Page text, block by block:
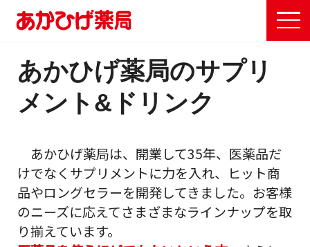
あかひげ薬局のサプリ
メント&ドリンク
あかひげ薬局は、開業して35年、医薬品だ
けでなくサプリメントに力を入れ、ヒット商
品やロングセラーを開発してきました。お客様
のニーズに応えてさまざまなラインナップを取
り揃えています。